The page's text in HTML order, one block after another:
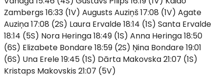
Zambergs 16:33 (1V) Augusts Auziņš 17:08 (1V) Agate
Auziņa 17:08 (2S) Laura Ervalde 18:14 (1S) Santa Ervalde
18:14 (5S) Nora Heringa 18:49 (1S) Anna Heringa 18:50
(6S) Elizabete Bondare 18:59 (2S) Ņina Bondare 19:01
(6S) Una Erele 19:45 (1S) Dārta Makovska 21:07 (1S)
Kristaps Makovskis 21:07 (5V)